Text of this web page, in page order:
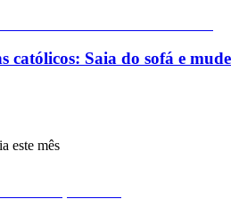
católicos: Saia do sofá e mude
este mês